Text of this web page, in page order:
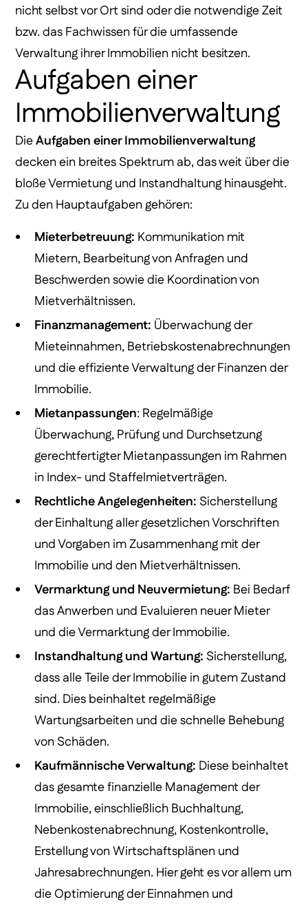
nicht selbst vor Ort sind oder die notwendige Zeit
bzw. das Fachwissen für die umfassende
Verwaltung ihrer Immobilien nicht besitzen.
Aufgaben einer
Immobilienverwaltung
DieAufgaben einer Immobilienverwaltung
decken ein breites Spektrum ab, das weit über die
bloße Vermietung und Instandhaltung hinausgeht.
Zu den Hauptaufgaben gehören:
Mieterbetreuung: Kommunikation mit
Mietern, Bearbeitung von Anfragen und
Beschwerden sowie die Koordination von
Mietverhältnissen.
Finanzmanagement: Überwachung der
Mieteinnahmen, Betriebskostenabrechnungen
und die effiziente Verwaltung der Finanzen der
Immobilie.
Mietanpassungen: Regelmäßige
Überwachung, Prüfung und Durchsetzung
gerechtfertigter Mietanpassungen im Rahmen
in Index- und Staffelmietverträgen.
Rechtliche Angelegenheiten: Sicherstellung
der Einhaltung aller gesetzlichen Vorschriften
und Vorgaben im Zusammenhang mit der
Immobilie und den Mietverhältnissen.
Vermarktung und Neuvermietung: Bei Bedarf
das Anwerben und Evaluieren neuer Mieter
und die Vermarktung der Immobilie.
Instandhaltung und Wartung: Sicherstellung,
dass alle Teile der Immobilie in gutem Zustand
sind. Dies beinhaltet regelmäßige
Wartungsarbeiten und die schnelle Behebung
von Schäden.
Kaufmännische Verwaltung: Diese beinhaltet
das gesamte finanzielle Management der
Immobilie, einschließlich Buchhaltung,
Nebenkostenabrechnung, Kostenkontrolle,
Erstellung von Wirtschaftsplänen und
Jahresabrechnungen. Hier geht es vor allem um
die Optimierung der Einnahmen und